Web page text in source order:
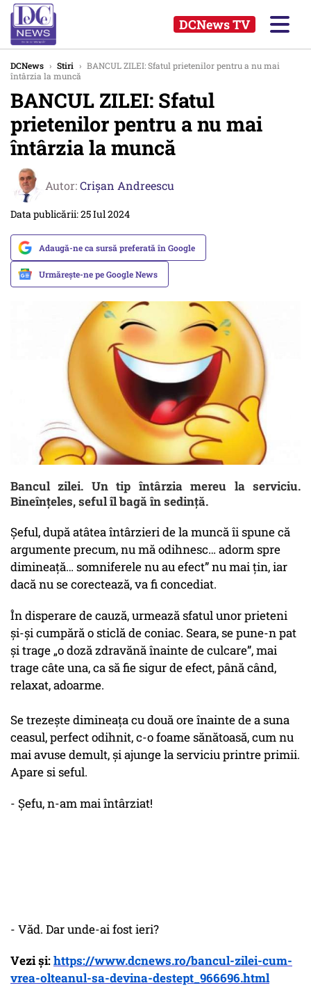
DCNews TV
DCNews › Stiri › BANCUL ZILEI: Sfatul prietenilor pentru a nu mai
întârzia la muncă
BANCUL ZILEI: Sfatul
prietenilor pentru a nu mai
întârzia la muncă
Autor:Crişan Andreescu
Data publicării: 25 Iul 2024
Adaugă-ne ca sursă preferată în Google
Urmărește-ne pe Google News
Bancul zilei. Un tip întârzia mereu la serviciu.
Bineînțeles, seful îl bagă în sedință.
Șeful, după atâtea întârzieri de la muncă îi spune că
argumente precum, nu mă odihnesc… adorm spre
dimineață… somniferele nu au efect” nu mai țin, iar
dacă nu se corectează, va fi concediat.
În disperare de cauză, urmează sfatul unor prieteni
și-și cumpără o sticlă de coniac. Seara, se pune-n pat
și trage „o doză zdravănă înainte de culcare”, mai
trage câte una, ca să fie sigur de efect, până când,
relaxat, adoarme.
Se trezește dimineața cu două ore înainte de a suna
ceasul, perfect odihnit, c-o foame sănătoasă, cum nu
mai avuse demult, și ajunge la serviciu printre primii.
Apare si seful.
- Șefu, n-am mai întârziat!
- Văd. Dar unde-ai fost ieri?
Vezi și:https://www.dcnews.ro/bancul-zilei-cum-
vrea-olteanul-sa-devina-destept_966696.html